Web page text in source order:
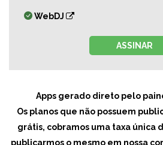
WebDJ
ASSINAR
Apps gerado direto pelo
Os planos que não possuem
grátis, cobramos uma taxa única
publicarmos o mesmo em nossa